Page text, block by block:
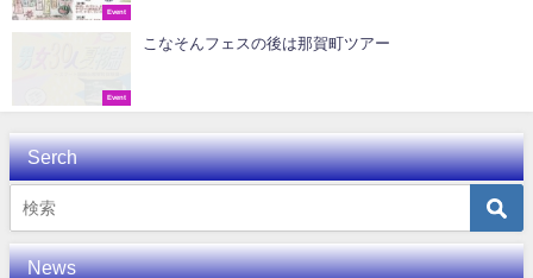
Event
Event
こなそんフェスの後は那賀町ツアー
Serch
News